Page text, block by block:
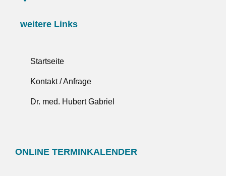
weitere Links
Startseite
Kontakt / Anfrage
Dr. med. Hubert Gabriel
ONLINE TERMINKALENDER